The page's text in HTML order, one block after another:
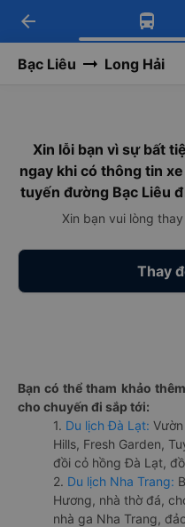
Tải app
Nhận ưu đãi
Tải app
-30k/ghế khi
arrow_back
Bạc Liêu Long Hải
Xin lỗi bạn vì sự bất
ngay khi có thông tin
tuyến đường Bạc Liêu
Xin bạn vui lòng
Thay
Bạn có thể tham khảo
cho chuyến đi sắp tới:
1. Du lịch Đà Lạt:
Hills, Fresh Garden,
đồi cỏ hồng Đà Lạt,
2. Du lịch Nha Trang:
Hương, nhà thờ đá,
nhà ga Nha Trang,